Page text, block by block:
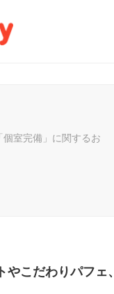
個室完備」に関するお
こだわりパフェ、